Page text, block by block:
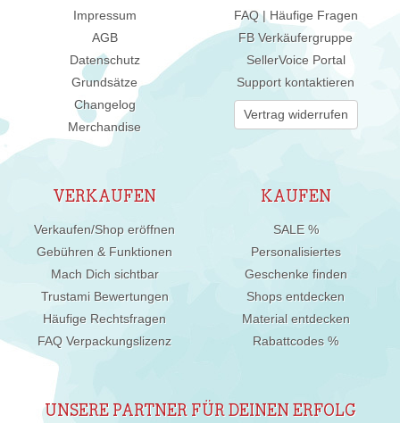
Impressum
AGB
Datenschutz
Grundsätze
Changelog
Merchandise
FAQ | Häufige Fragen
FB Verkäufergruppe
SellerVoice Portal
Support kontaktieren
Vertrag widerrufen
VERKAUFEN
Verkaufen/Shop eröffnen
Gebühren & Funktionen
Mach Dich sichtbar
Trustami Bewertungen
Häufige Rechtsfragen
FAQ Verpackungslizenz
KAUFEN
SALE %
Personalisiertes
Geschenke finden
Shops entdecken
Material entdecken
Rabattcodes %
UNSERE PARTNER FÜR DEINEN ERFOLG